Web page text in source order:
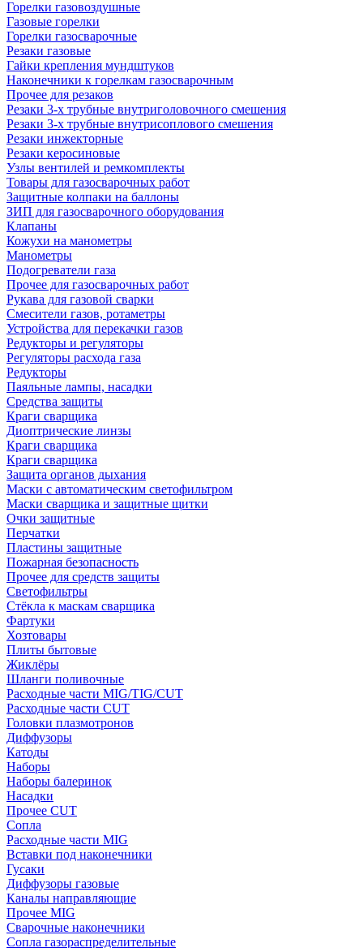
Горелки газовоздушные
Газовые горелки
Горелки газосварочные
Резаки газовые
Гайки крепления мундштуков
Наконечники к горелкам газосварочным
Прочее для резаков
Резаки 3-х трубные внутриголовочного смешения
Резаки 3-х трубные внутрисоплового смешения
Резаки инжекторные
Резаки керосиновые
Узлы вентилей и ремкомплекты
Товары для газосварочных работ
Защитные колпаки на баллоны
ЗИП для газосварочного оборудования
Клапаны
Кожухи на манометры
Манометры
Подогреватели газа
Прочее для газосварочных работ
Рукава для газовой сварки
Смесители газов, ротаметры
Устройства для перекачки газов
Редукторы и регуляторы
Регуляторы расхода газа
Редукторы
Паяльные лампы, насадки
Средства защиты
Краги сварщика
Диоптрические линзы
Краги сварщика
Краги сварщика
Защита органов дыхания
Маски с автоматическим светофильтром
Маски сварщика и защитные щитки
Очки защитные
Перчатки
Пластины защитные
Пожарная безопасность
Прочее для средств защиты
Светофильтры
Стёкла к маскам сварщика
Фартуки
Хозтовары
Плиты бытовые
Жиклёры
Шланги поливочные
Расходные части MIG/TIG/CUT
Расходные части CUT
Головки плазмотронов
Диффузоры
Катоды
Наборы
Наборы балеринок
Насадки
Прочее CUT
Сопла
Расходные части MIG
Вставки под наконечники
Гусаки
Диффузоры газовые
Каналы направляющие
Прочее MIG
Сварочные наконечники
Сопла газораспределительные